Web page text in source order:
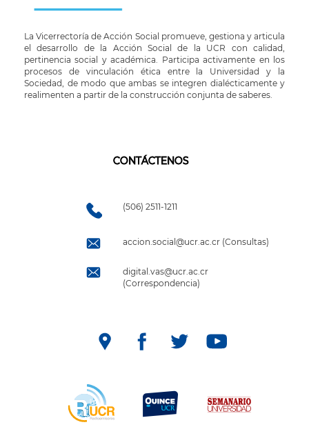
La Vicerrectoría de Acción Social promueve, gestiona y articula
el desarrollo de la Acción Social de la UCR con calidad,
pertinencia social y académica. Participa activamente en los
procesos de vinculación ética entre la Universidad y la
Sociedad, de modo que ambas se integren dialécticamente y
realimenten a partir de la construcción conjunta de saberes.
CONTÁCTENOS
(506) 2511-1211
accion.social@ucr.ac.cr (Consultas)
digital.vas@ucr.ac.cr
(Correspondencia)